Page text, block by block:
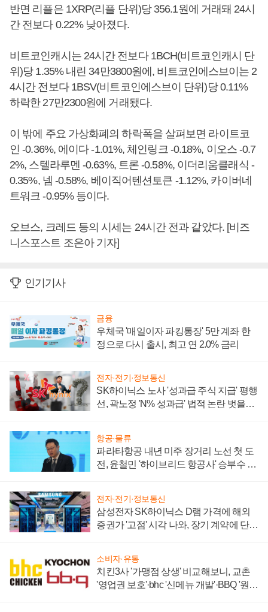
반면 리플은 1XRP(리플 단위)당 356.1원에 거래돼 24시
간 전보다 0.22% 낮아졌다.
비트코인캐시는 24시간 전보다 1BCH(비트코인캐시 단
위)당 1.35% 내린 34만3800원에, 비트코인에스브이는 2
4시간 전보다 1BSV(비트코인에스브이 단위)당 0.11%
하락한 27만2300원에 거래됐다.
이 밖에 주요 가상화폐의 하락폭을 살펴보면 라이트코
인 -0.36%, 에이다 -1.01%, 체인링크 -0.18%, 이오스 -0.7
2%, 스텔라루멘 -0.63%, 트론 -0.58%, 이더리움클래식 -
0.35%, 넴 -0.58%, 베이직어텐션토큰 -1.12%, 카이버네
트워크 -0.95% 등이다.
오브스, 크레드 등의 시세는 24시간 전과 같았다. [비즈
니스포스트 조은아 기자]
인기기사
금융
우체국 '매일이자 파킹통장' 5만 계좌 한
정으로 다시 출시, 최고 연 2.0% 금리
전자·전기·정보통신
SK하이닉스 노사 '성과급 주식 지급' 평행
선, 곽노정 'N% 성과급' 법적 논란 벗을지
항공·물류
파라타항공 내년 미주 장거리 노선 첫 도
전, 윤철민 '하이브리드 항공사' 승부수 통
전자·전기·정보통신
삼성전자 SK하이닉스 D램 가격에 해외
증권가 '고점' 시각 나와, 장기 계약에 단점
소비자·유통
치킨3사 '가맹점 상생' 비교해보니, 교촌
'영업권 보호'·bhc '신메뉴 개발'·BBQ '원가